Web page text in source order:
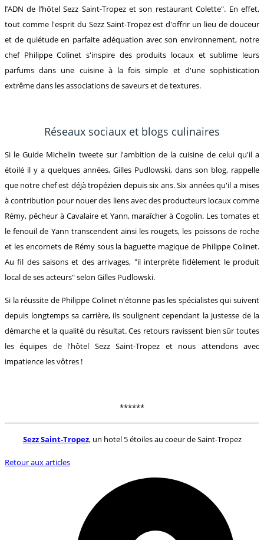
l’ADN de l’hôtel Sezz Saint-Tropez et son restaurant Colette". En effet,
tout comme l'esprit du Sezz Saint-Tropez est d'offrir un lieu de douceur
et de quiétude en parfaite adéquation avec son environnement, notre
chef Philippe Colinet s'inspire des produits locaux et sublime leurs
parfums dans une cuisine à la fois simple et d'une sophistication
extrême dans les associations de saveurs et de textures.
Réseaux sociaux et blogs culinaires
Si le Guide Michelin tweete sur l'ambition de la cuisine de celui qu'il a
étoilé il y a quelques années, Gilles Pudlowski, dans son blog, rappelle
que notre chef est déjà tropézien depuis six ans. Six années qu'il a mises
à contribution pour nouer des liens avec des producteurs locaux comme
Rémy, pêcheur à Cavalaire et Yann, maraîcher à Cogolin. Les tomates et
le fenouil de Yann transcendent ainsi les rougets, les poissons de roche
et les encornets de Rémy sous la baguette magique de Philippe Colinet.
Au fil des saisons et des arrivages, "il interprète fidèlement le produit
local de ses acteurs" selon Gilles Pudlowski.
Si la réussite de Philippe Colinet n'étonne pas les spécialistes qui suivent
depuis longtemps sa carrière, ils soulignent cependant la justesse de la
démarche et la qualité du résultat. Ces retours ravissent bien sûr toutes
les équipes de l'hôtel Sezz Saint-Tropez et nous attendons avec
impatience les vôtres !
******
Sezz Saint-Tropez, un hotel 5 étoiles au coeur de Saint-Tropez
Retour aux articles